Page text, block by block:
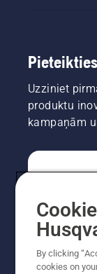
Uzziniet
produktu
kampaņām
By clicking
cookies on